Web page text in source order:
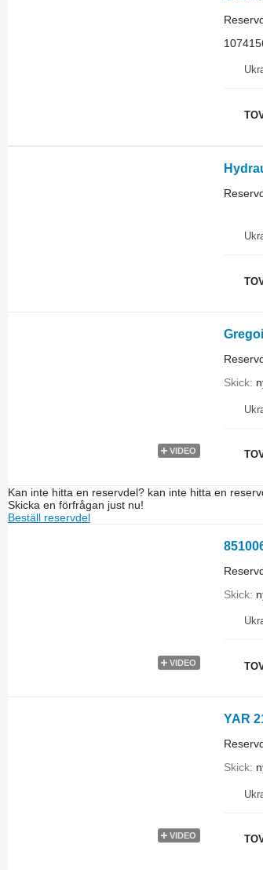
VIDEO
Skick
Kan inte hitta en reservdel? kan inte hitta en
Skicka en förfrågan just nu!
Beställ reservdel
VIDEO
Skick
VIDEO
YAR
Skick